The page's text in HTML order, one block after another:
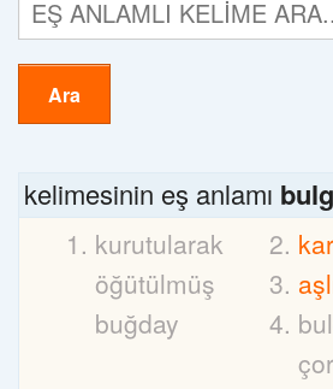
Ara
kelimesinin eş anlamı
kurutularak
öğütülmüş
buğday